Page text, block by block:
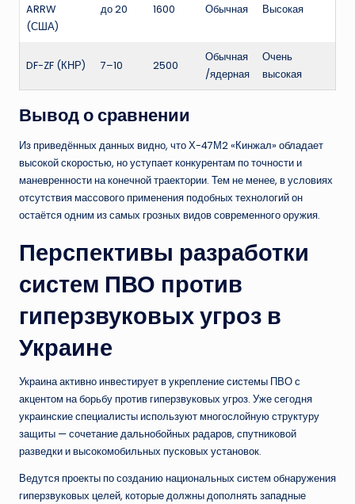
ARRW
(США)
до 20 1600 Обычная Высокая
DF-ZF (КНР) 7–10 2500
Обычная
/ядерная
Очень
высокая
Вывод о сравнении
Из приведённых данных видно, что Х-47М2 «Кинжал» обладает
высокой скоростью, но уступает конкурентам по точности и
маневренности на конечной траектории. Тем не менее, в условиях
отсутствия массового применения подобных технологий он
остаётся одним из самых грозных видов современного оружия.
Перспективы разработки
систем ПВО против
гиперзвуковых угроз в
Украине
Украина активно инвестирует в укрепление системы ПВО с
акцентом на борьбу против гиперзвуковых угроз. Уже сегодня
украинские специалисты используют многослойную структуру
защиты — сочетание дальнобойных радаров, спутниковой
разведки и высокомобильных пусковых установок.
Ведутся проекты по созданию национальных систем обнаружения
гиперзвуковых целей, которые должны дополнять западные